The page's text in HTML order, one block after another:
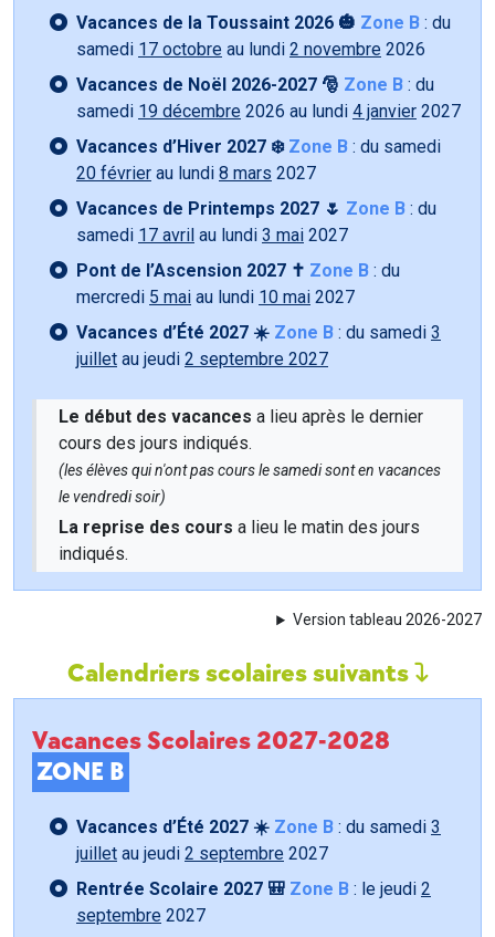
Vacances de la Toussaint 2026 🎃 Zone B : du
samedi 17 octobre au lundi 2 novembre 2026
Vacances de Noël 2026-2027 🎅 Zone B : du
samedi 19 décembre 2026 au lundi 4 janvier 2027
Vacances d’Hiver 2027 ❄️ Zone B : du samedi
20 février au lundi 8 mars 2027
Vacances de Printemps 2027 🌷 Zone B : du
samedi 17 avril au lundi 3 mai 2027
Pont de l’Ascension 2027 ✝️ Zone B : du
mercredi 5 mai au lundi 10 mai 2027
Vacances d’Été 2027 ☀️ Zone B : du samedi 3
juillet au jeudi 2 septembre 2027
Le début des vacances a lieu après le dernier
cours des jours indiqués.
(les élèves qui n'ont pas cours le samedi sont en vacances
le vendredi soir)
La reprise des cours a lieu le matin des jours
indiqués.
Version tableau 2026-2027
Calendriers scolaires suivants
Vacances Scolaires 2027-2028
ZONE B
Vacances d’Été 2027 ☀️ Zone B : du samedi 3
juillet au jeudi 2 septembre 2027
Rentrée Scolaire 2027 🎒 Zone B : le jeudi 2
septembre 2027